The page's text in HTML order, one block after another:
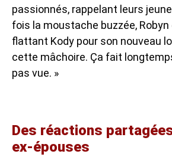
passionnés, rappelant leurs
fois la moustache buzzée,
flattant Kody pour son nouveau
cette mâchoire. Ça fait
pas vue. »
Des réactions
ex-épouses